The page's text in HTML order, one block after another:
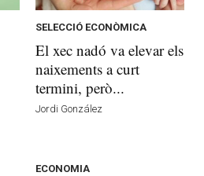
SELECCIÓ ECONÒMICA
El xec nadó va elevar els
naixements a curt
termini, però...
Jordi González
ECONOMIA